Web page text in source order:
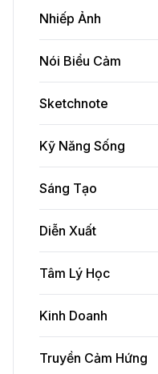
Nhiếp Ảnh
Nói Biểu Cảm
Sketchnote
Kỹ Năng Sống
Sáng Tạo
Diễn Xuất
Tâm Lý Học
Kinh Doanh
Truyền Cảm Hứng